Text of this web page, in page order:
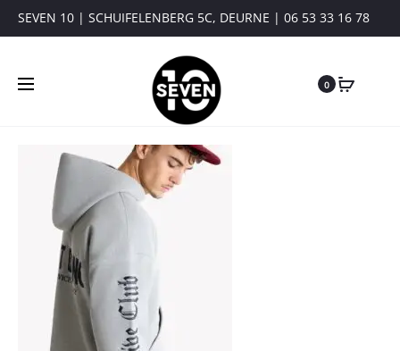
SEVEN 10 | SCHUIFELENBERG 5C, DEURNE | 06 53 33 16 78
0